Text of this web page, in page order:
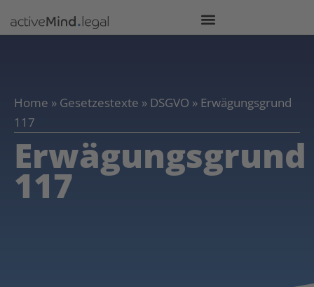
Home » Gesetzestexte » DSGVO » Erwägungsgrund
117
Erwägungsgrund
117